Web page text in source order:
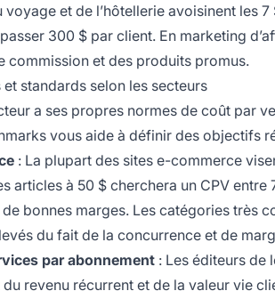
voyage et de l’hôtellerie avoisinent les
300 $ par client. En marketing
commission et des produits promus.
et standards selon les secteurs
a ses propres normes de coût par
vous aide à définir des objectifs
: La plupart des sites e-commerce
articles à 50 $ cherchera un CPV
bonnes marges. Les catégories très
du fait de la concurrence et de
par abonnement : Les éditeurs de
revenu récurrent et de la valeur vie